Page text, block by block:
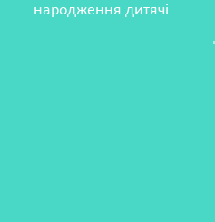
народження дитячі